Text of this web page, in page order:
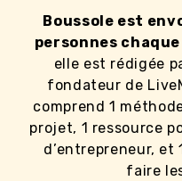
Boussole est
personnes
elle est rédigée
fondateur de
comprend 1
projet, 1 ressource
d’entrepreneur, et
faire